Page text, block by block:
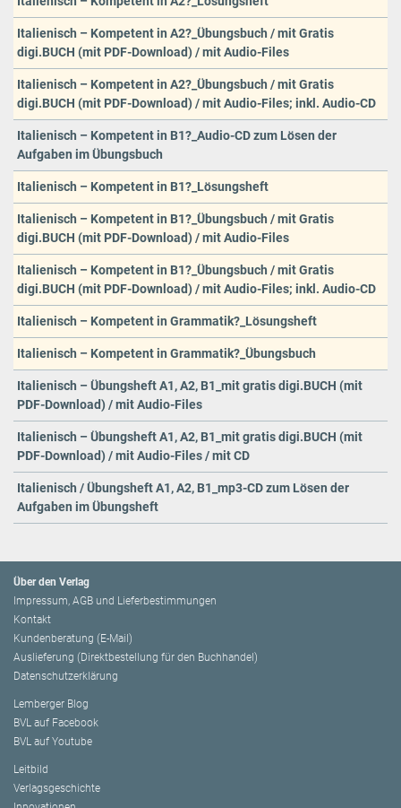
Italienisch – Kompetent in A2?_Übungsbuch / mit Gratis
digi.BUCH (mit PDF-Download) / mit Audio-Files
Italienisch – Kompetent in A2?_Übungsbuch / mit Gratis
digi.BUCH (mit PDF-Download) / mit Audio-Files; inkl. Audio-CD
Italienisch – Kompetent in B1?_Audio-CD zum Lösen der
Aufgaben im Übungsbuch
Italienisch – Kompetent in B1?_Lösungsheft
Italienisch – Kompetent in B1?_Übungsbuch / mit Gratis
digi.BUCH (mit PDF-Download) / mit Audio-Files
Italienisch – Kompetent in B1?_Übungsbuch / mit Gratis
digi.BUCH (mit PDF-Download) / mit Audio-Files; inkl. Audio-CD
Italienisch – Kompetent in Grammatik?_Lösungsheft
Italienisch – Kompetent in Grammatik?_Übungsbuch
Italienisch – Übungsheft A1, A2, B1_mit gratis digi.BUCH (mit
PDF-Download) / mit Audio-Files
Italienisch – Übungsheft A1, A2, B1_mit gratis digi.BUCH (mit
PDF-Download) / mit Audio-Files / mit CD
Italienisch / Übungsheft A1, A2, B1_mp3-CD zum Lösen der
Aufgaben im Übungsheft
Über den Verlag
Impressum, AGB und Lieferbestimmungen
Kontakt
Kundenberatung (E-Mail)
Auslieferung (Direktbestellung für den Buchhandel)
Datenschutzerklärung
Lemberger Blog
BVL auf Facebook
BVL auf Youtube
Leitbild
Verlagsgeschichte